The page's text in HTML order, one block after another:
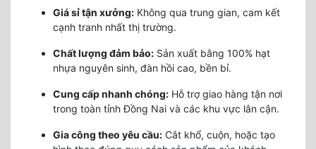
Giá sỉ tận xưởng: Không qua trung gian, cam kết
cạnh tranh nhất thị trường.
Chất lượng đảm bảo: Sản xuất bằng 100% hạt
nhựa nguyên sinh, đàn hồi cao, bền bỉ.
Cung cấp nhanh chóng: Hỗ trợ giao hàng tận nơi
trong toàn tỉnh Đồng Nai và các khu vực lân cận.
Gia công theo yêu cầu: Cắt khổ, cuộn, hoặc tạo